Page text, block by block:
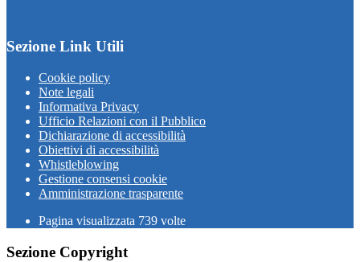
Sezione Link Utili
Cookie policy
Note legali
Informativa Privacy
Ufficio Relazioni con il Pubblico
Dichiarazione di accessibilità
Obiettivi di accessibilità
Whistleblowing
Gestione consensi cookie
Amministrazione trasparente
Pagina visualizzata 739 volte
Sezione Copyright